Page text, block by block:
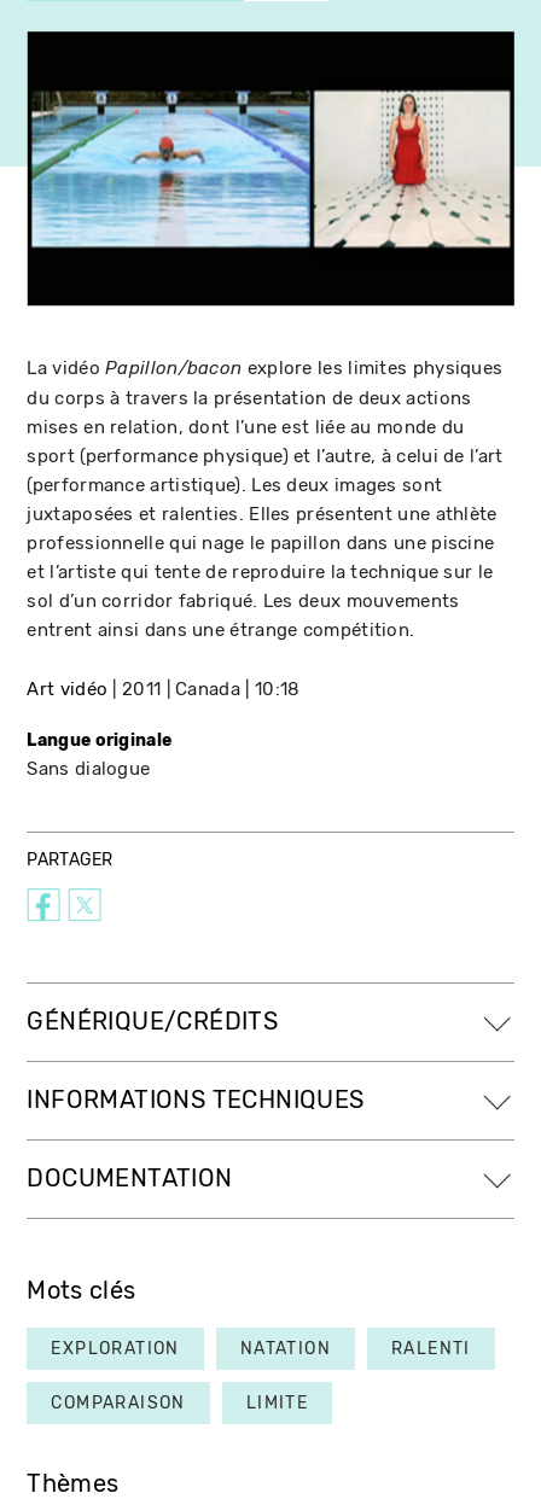
La vidéoPapillon/bacon explore les limites physiques
du corps à travers la présentation de deux actions
mises en relation, dont l’une est liée au monde du
sport (performance physique) et l’autre, à celui de l’art
(performance artistique). Les deux images sont
juxtaposées et ralenties. Elles présentent une athlète
professionnelle qui nage le papillon dans une piscine
et l’artiste qui tente de reproduire la technique sur le
sol d’un corridor fabriqué. Les deux mouvements
entrent ainsi dans une étrange compétition.
Art vidéo 2011 Canada 10:18
Langue originale
Sans dialogue
PARTAGER
GÉNÉRIQUE/CRÉDITS
INFORMATIONS TECHNIQUES
DOCUMENTATION
Mots clés
EXPLORATION NATATION RALENTI
COMPARAISON LIMITE
Thèmes